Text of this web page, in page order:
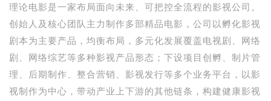
理论电影是一家布局面向未来、可把控全流程的影视公司。
创始人及核心团队主力制作多部精品电影，公司以孵化影视
剧本为主要产品，均衡布局，多元化发展覆盖电视剧、网络
剧、网络综艺等多种影视产品形态；下设项目创孵、制片管
理、后期制作、整合营销、影视发行等多个业务平台，以影
视制作为中心，带动产业上下游的其他链条，构建健康影视